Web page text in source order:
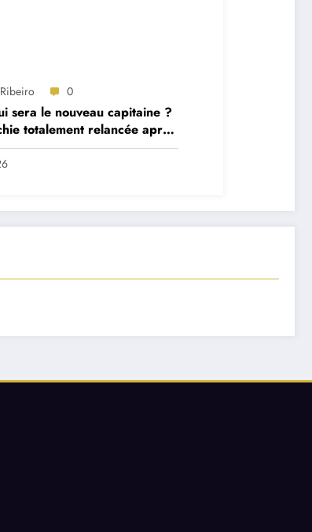
0
sera le nouveau capitaine ?
totalement relancée après
majeurs